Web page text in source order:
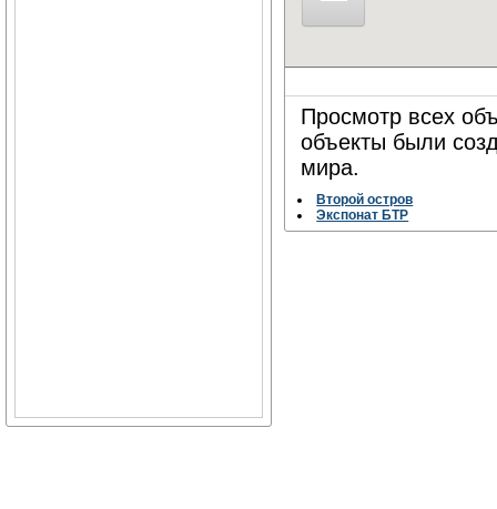
Просмотр всех
объекты были
мира.
Второй остров
Экспонат БТР